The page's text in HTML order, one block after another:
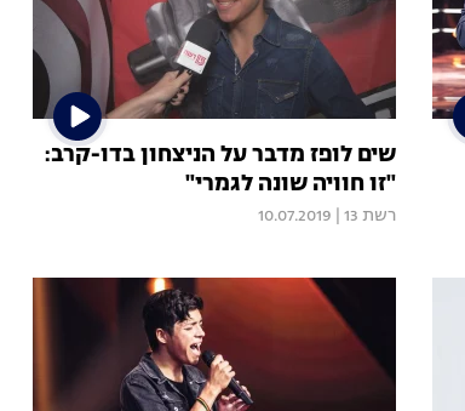
שים לופז מדבר על הניצחון בדו-קרב:
"זו חוויה שונה לגמרי"
רשת 13 10.07.2019